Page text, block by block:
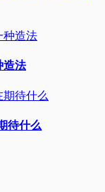
造法
待什么